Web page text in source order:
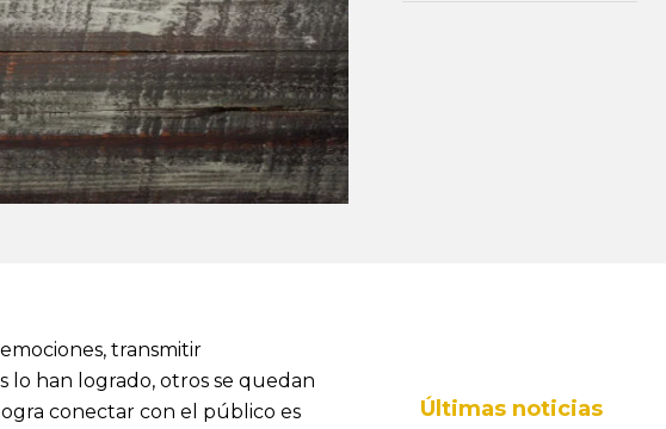
transmitir
lo han logrado, otros se quedan
conectar con el público es
Últimas noticias